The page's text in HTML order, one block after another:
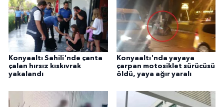
Konyaaltı Sahili'nde çanta
çalan hırsız kıskıvrak
yakalandı
Konyaaltı'nda yayaya
çarpan motosiklet sürücüsü
öldü, yaya ağır yaralı